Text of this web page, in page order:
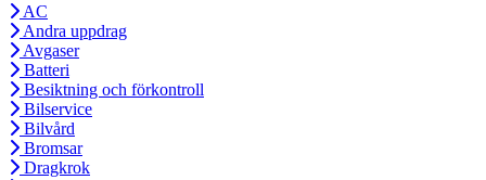
AC
Andra uppdrag
Avgaser
Batteri
Besiktning och förkontroll
Bilservice
Bilvård
Bromsar
Dragkrok